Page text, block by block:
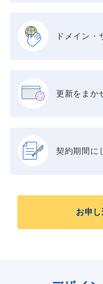
ドメイン・
更新をまか
契約期間に
お申